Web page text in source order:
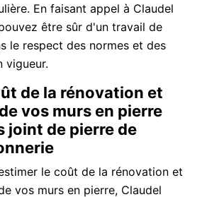
En faisant appel à Claudel
être sûr d'un travail de
le respect des normes et des
vigueur.
de la rénovation et
vos murs en pierre
joint de pierre de
le coût de la rénovation et
vos murs en pierre, Claudel